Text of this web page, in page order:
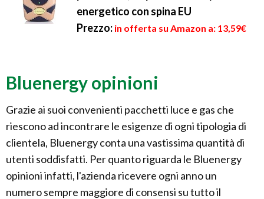
energetico con spina EU
Prezzo: in offerta su Amazon a: 13,59€
Bluenergy opinioni
Grazie ai suoi convenienti pacchetti luce e gas che
riescono ad incontrare le esigenze di ogni tipologia di
clientela, Bluenergy conta una vastissima quantità di
utenti soddisfatti. Per quanto riguarda le Bluenergy
opinioni infatti, l'azienda ricevere ogni anno un
numero sempre maggiore di consensi su tutto il